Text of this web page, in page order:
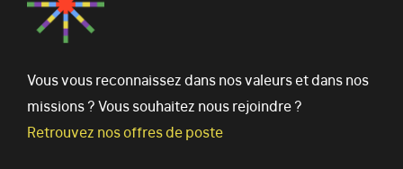
Pour former son opinion sur les comptes, le
commissaire aux comptes procède à un
audit en appliquant les
normes d'exercice
professionnelhomologuées par le Garde
des Sceaux, après avis du Haut Conseil du
Commissariat aux Comptes (H3C) et sur
Vous vous reconnaissez dans nos valeurs et dans nos
missions ? Vous souhaitez nous rejoindre ?
Retrouvez nos offres de poste